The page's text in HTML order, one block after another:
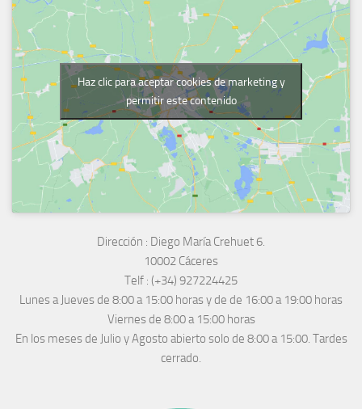
Haz clic para aceptar cookies de marketing y
permitir este contenido
Dirección : Diego María Crehuet 6.
10002 Cáceres
Telf : (+34) 927224425
Lunes a Jueves de 8:00 a 15:00 horas y de de 16:00 a 19:00 horas
Viernes de 8:00 a 15:00 horas
En los meses de Julio y Agosto abierto solo de 8:00 a 15:00. Tardes
cerrado.